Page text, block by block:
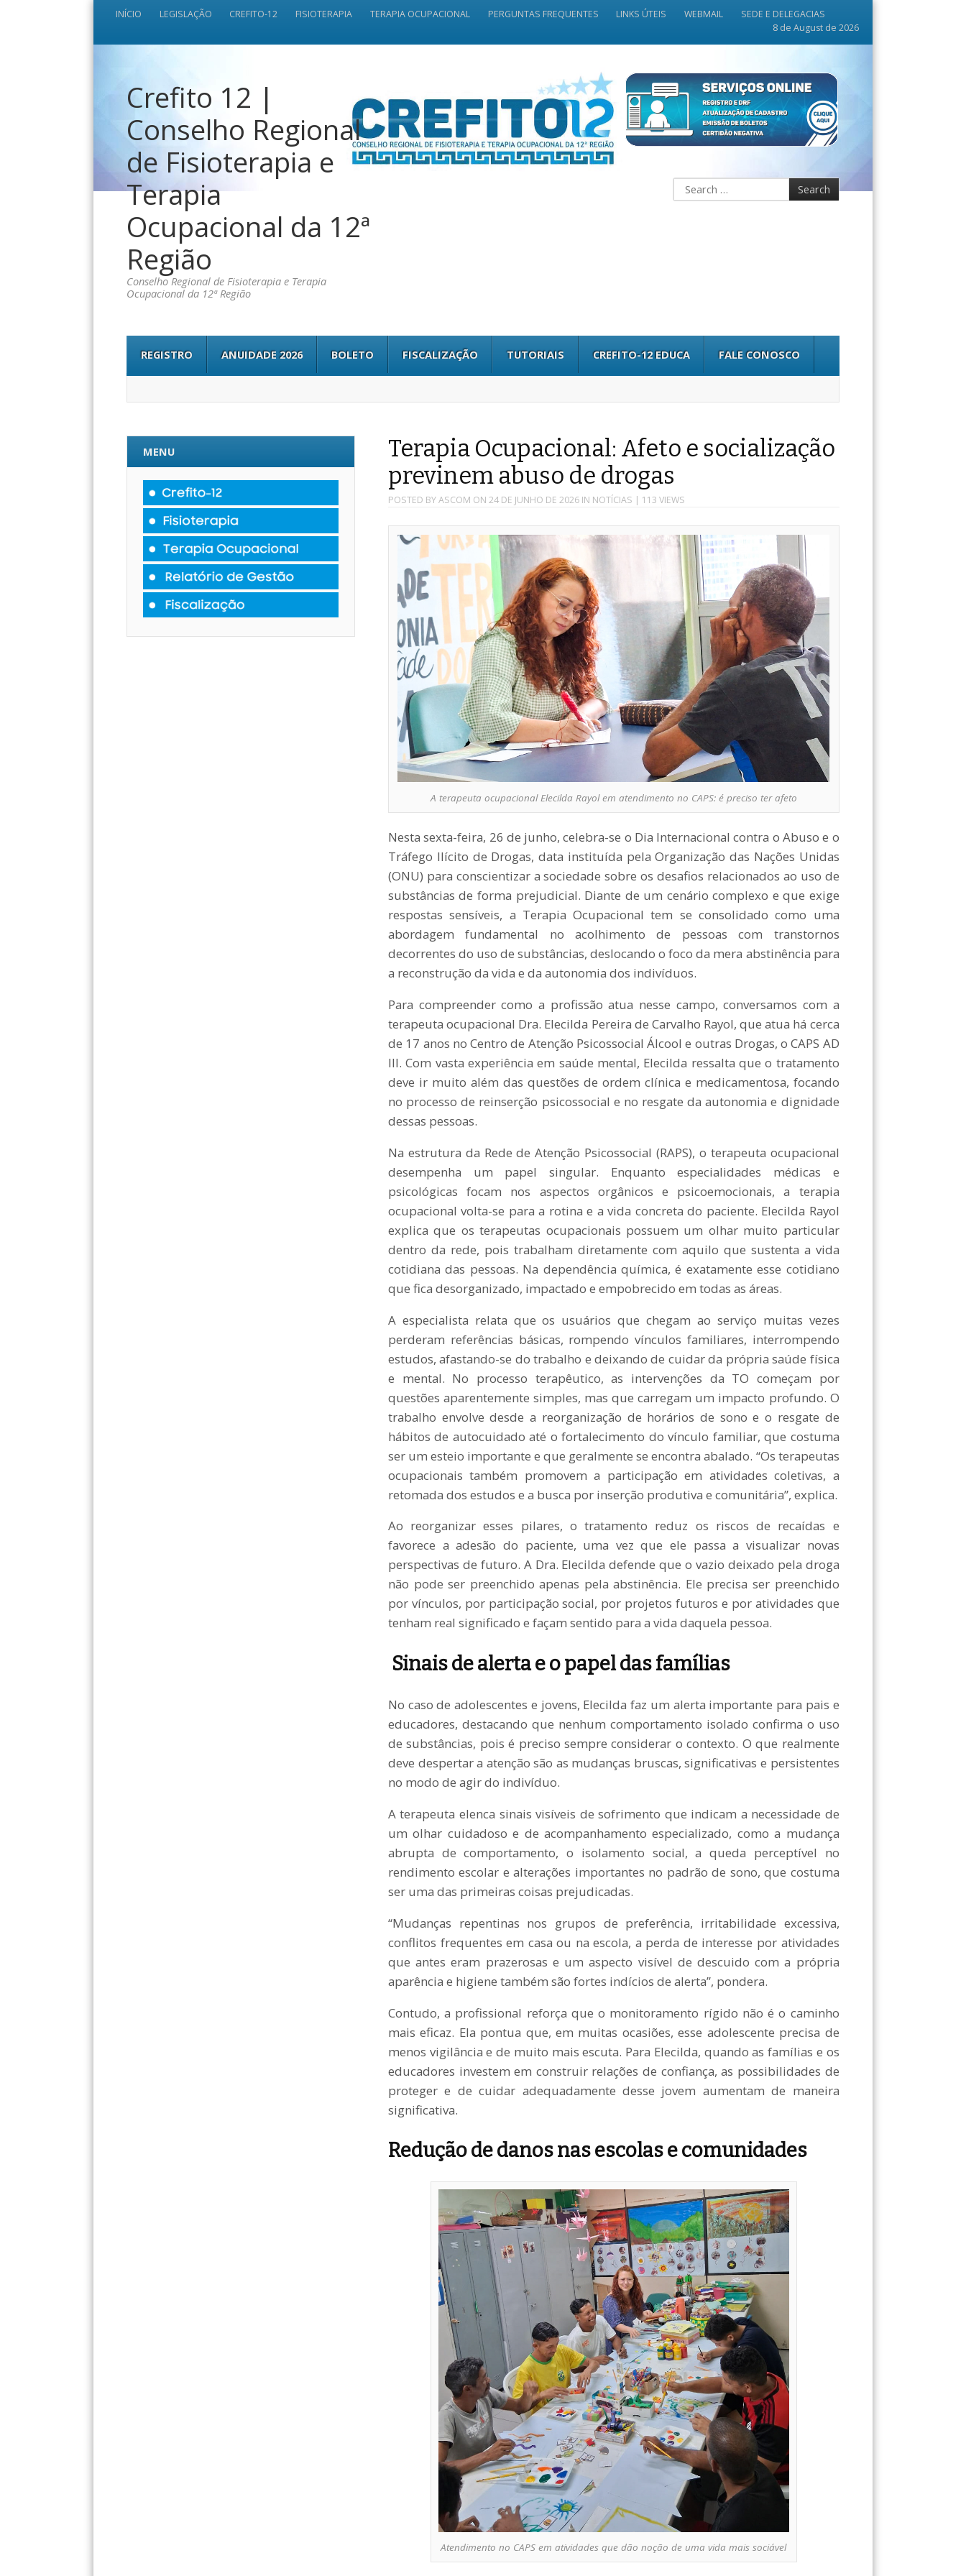
INÍCIO LEGISLAÇÃO CREFITO-12 FISIOTERAPIA TERAPIA OCUPACIONAL PERGUNTAS FREQUENTES LINKS ÚTEIS WEBMAIL
SEDE E DELEGACIAS
8 de August de 2026
Crefito 12 |
Conselho Regional
de Fisioterapia e
Terapia
Ocupacional da 12ª
Região
Conselho Regional de Fisioterapia e Terapia
Ocupacional da 12ª Região
REGISTRO ANUIDADE 2026 BOLETO FISCALIZAÇÃO TUTORIAIS CREFITO-12 EDUCA FALE CONOSCO
Terapia Ocupacional: Afeto e socialização
previnem abuso de drogas
POSTED BYASCOM ON 24 DE JUNHO DE 2026IN NOTÍCIAS | 113 VIEWS
A terapeuta ocupacional Elecilda Rayol em atendimento no CAPS: é preciso ter afeto
Nesta sexta-feira, 26 de junho, celebra-se o Dia Internacional contra o Abuso e o
Tráfego Ilícito de Drogas, data instituída pela Organização das Nações Unidas
(ONU) para conscientizar a sociedade sobre os desafios relacionados ao uso de
substâncias de forma prejudicial. Diante de um cenário complexo e que exige
respostas sensíveis, a Terapia Ocupacional tem se consolidado como uma
abordagem fundamental no acolhimento de pessoas com transtornos
decorrentes do uso de substâncias, deslocando o foco da mera abstinência para
a reconstrução da vida e da autonomia dos indivíduos.
Para compreender como a profissão atua nesse campo, conversamos com a
terapeuta ocupacional Dra. Elecilda Pereira de Carvalho Rayol, que atua há cerca
de 17 anos no Centro de Atenção Psicossocial Álcool e outras Drogas, o CAPS AD
III. Com vasta experiência em saúde mental, Elecilda ressalta que o tratamento
deve ir muito além das questões de ordem clínica e medicamentosa, focando
no processo de reinserção psicossocial e no resgate da autonomia e dignidade
dessas pessoas.
Na estrutura da Rede de Atenção Psicossocial (RAPS), o terapeuta ocupacional
desempenha um papel singular. Enquanto especialidades médicas e
psicológicas focam nos aspectos orgânicos e psicoemocionais, a terapia
ocupacional volta-se para a rotina e a vida concreta do paciente. Elecilda Rayol
explica que os terapeutas ocupacionais possuem um olhar muito particular
dentro da rede, pois trabalham diretamente com aquilo que sustenta a vida
cotidiana das pessoas. Na dependência química, é exatamente esse cotidiano
que fica desorganizado, impactado e empobrecido em todas as áreas.
A especialista relata que os usuários que chegam ao serviço muitas vezes
perderam referências básicas, rompendo vínculos familiares, interrompendo
estudos, afastando-se do trabalho e deixando de cuidar da própria saúde física
e mental. No processo terapêutico, as intervenções da TO começam por
questões aparentemente simples, mas que carregam um impacto profundo. O
trabalho envolve desde a reorganização de horários de sono e o resgate de
hábitos de autocuidado até o fortalecimento do vínculo familiar, que costuma
ser um esteio importante e que geralmente se encontra abalado. “Os terapeutas
ocupacionais também promovem a participação em atividades coletivas, a
retomada dos estudos e a busca por inserção produtiva e comunitária”, explica.
Ao reorganizar esses pilares, o tratamento reduz os riscos de recaídas e
favorece a adesão do paciente, uma vez que ele passa a visualizar novas
perspectivas de futuro. A Dra. Elecilda defende que o vazio deixado pela droga
não pode ser preenchido apenas pela abstinência. Ele precisa ser preenchido
por vínculos, por participação social, por projetos futuros e por atividades que
tenham real significado e façam sentido para a vida daquela pessoa.
Sinais de alerta e o papel das famílias
No caso de adolescentes e jovens, Elecilda faz um alerta importante para pais e
educadores, destacando que nenhum comportamento isolado confirma o uso
de substâncias, pois é preciso sempre considerar o contexto. O que realmente
deve despertar a atenção são as mudanças bruscas, significativas e persistentes
no modo de agir do indivíduo.
A terapeuta elenca sinais visíveis de sofrimento que indicam a necessidade de
um olhar cuidadoso e de acompanhamento especializado, como a mudança
abrupta de comportamento, o isolamento social, a queda perceptível no
rendimento escolar e alterações importantes no padrão de sono, que costuma
ser uma das primeiras coisas prejudicadas.
“Mudanças repentinas nos grupos de preferência, irritabilidade excessiva,
conflitos frequentes em casa ou na escola, a perda de interesse por atividades
que antes eram prazerosas e um aspecto visível de descuido com a própria
aparência e higiene também são fortes indícios de alerta”, pondera.
Contudo, a profissional reforça que o monitoramento rígido não é o caminho
mais eficaz. Ela pontua que, em muitas ocasiões, esse adolescente precisa de
menos vigilância e de muito mais escuta. Para Elecilda, quando as famílias e os
educadores investem em construir relações de confiança, as possibilidades de
proteger e de cuidar adequadamente desse jovem aumentam de maneira
significativa.
Redução de danos nas escolas e comunidades
Atendimento no CAPS em atividades que dão noção de uma vida mais sociável
MENU